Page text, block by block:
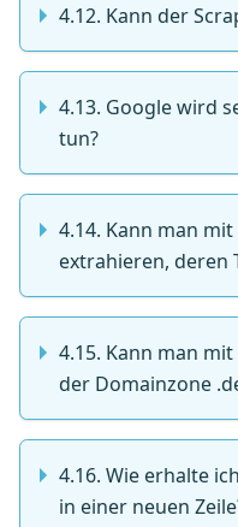
4.12. Kann der
4.13. Google wird
tun?
4.14. Kann man
extrahieren, deren
4.15. Kann man
der Domainzone
4.16. Wie erhalte
in einer neuen